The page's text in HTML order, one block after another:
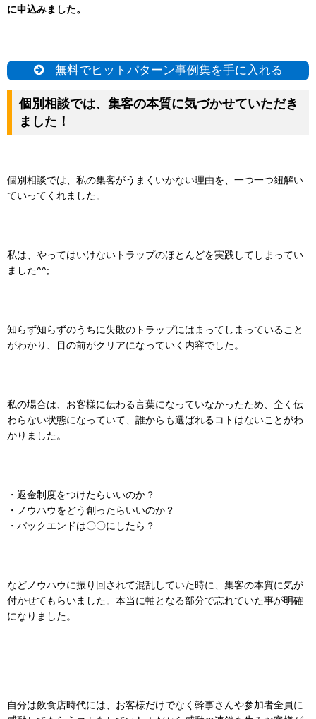
に申込みました。
無料でヒットパターン事例集を手に入れる
個別相談では、集客の本質に気づかせていただき
ました！
個別相談では、私の集客がうまくいかない理由を、一つ一つ紐解い
ていってくれました。
私は、やってはいけないトラップのほとんどを実践してしまってい
ました^^;
知らず知らずのうちに失敗のトラップにはまってしまっていること
がわかり、目の前がクリアになっていく 内容でした。
私の場合は、お客様に伝わる言葉になっていなかったため、全く伝
わらない状態になっていて、誰からも選ばれるコトはないことがわ
かりました。
・返金制度をつけたらいいのか？
・ノウハウをどう創ったらいいのか？
・バックエンドは〇〇にしたら？
などノウハウに振り回されて混乱していた時に、 集客の本質に気が
付かせてもらいました。 本当に軸となる部分で忘れていた事が明確
になりました。
自分は飲食店時代には、お客様だけでなく 幹事さんや参加者全員に